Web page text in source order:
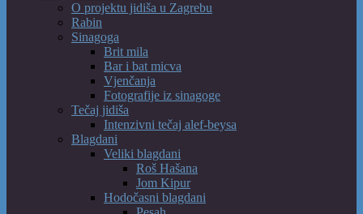
O projektu jidiša u Zagrebu
Rabin
Sinagoga
Brit mila
Bar i bat micva
Vjenčanja
Fotografije iz sinagoge
Tečaj jidiša
Intenzivni tečaj alef-beysa
Blagdani
Veliki blagdani
Roš Hašana
Jom Kipur
Hodočasni blagdani